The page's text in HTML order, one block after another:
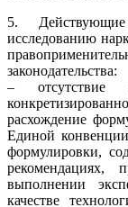
5.
исследованию
законодательства:
– отсутствие
расхождение
Единой
формулировки,
выполнении
качестве